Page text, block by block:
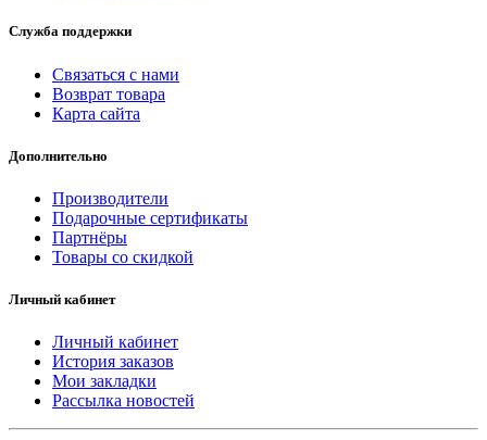
Служба поддержки
Связаться с нами
Возврат товара
Карта сайта
Дополнительно
Производители
Подарочные сертификаты
Партнёры
Товары со скидкой
Личный кабинет
Личный кабинет
История заказов
Мои закладки
Рассылка новостей